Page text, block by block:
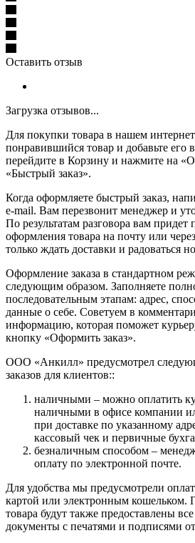
Оставить отзыв
Загрузка отзывов...
Для покупки товара в нашем
понравившийся товар и добавьте его
перейдите в Корзину и нажмите на
«Быстрый заказ».
Когда оформляете быстрый заказ,
e-mail. Вам перезвонит менеджер и
По результатам разговора вам придет
оформления товара на почту или
только ждать доставки и радоваться
Оформление заказа в стандартном
следующим образом. Заполняете
последовательным этапам: адрес,
данные о себе. Советуем в
информацию, которая поможет
кнопку «Оформить заказ».
ООО «Анкилл» предусмотрел
заказов для клиентов::
наличными – можно оплатить
наличными в офисе компании
при доставке по указанному
кассовый чек и первичные
безналичным способом –
оплату по электронной почте.
Для удобства мы предусмотрели
картой или электронным кошельком.
товара будут также предоставлены
документы с печатями и подписями